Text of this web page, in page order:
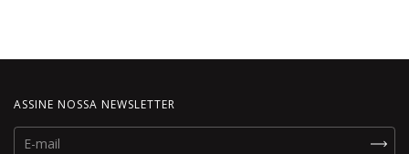
ASSINE NOSSA NEWSLETTER